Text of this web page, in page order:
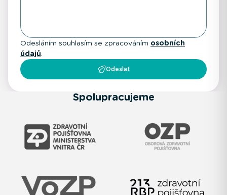
Odesláním souhlasím se zpracováním osobních
údajů.
Odeslat
Spolupracujeme